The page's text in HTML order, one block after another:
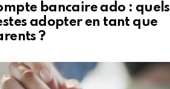
bancaire ado : quels
adopter en tant que
?